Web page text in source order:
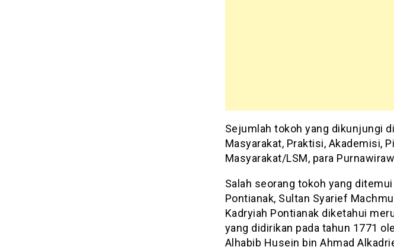
Sejumlah tokoh yang dikunjungi
Masyarakat, Praktisi, Akademisi,
Masyarakat/LSM, para
Salah seorang tokoh yang
Pontianak, Sultan Syarief
Kadryiah Pontianak diketahui
yang didirikan pada tahun 1771
Alhabib Husein bin Ahmad